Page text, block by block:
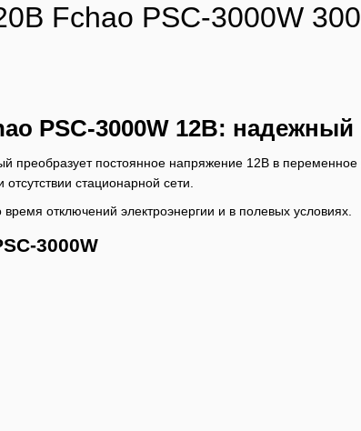
Fchao PSC-3000W
PSC-3000W 12В:
преобразует постоянное напряжение 12В в
стационарной сети.
отключений электроэнергии и в полевых условиях.
3000W